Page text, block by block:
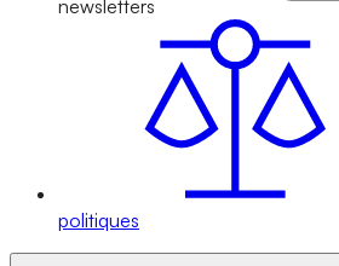
newsletters
politiques